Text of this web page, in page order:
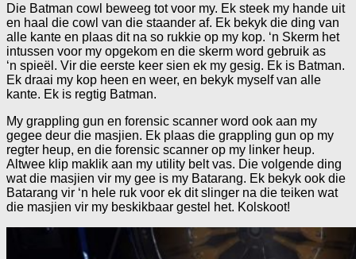
Die Batman cowl beweeg tot voor my. Ek steek my hande uit
en haal die cowl van die staander af. Ek bekyk die ding van
alle kante en plaas dit na so rukkie op my kop. ‘n Skerm het
intussen voor my opgekom en die skerm word gebruik as
‘n spieël. Vir die eerste keer sien ek my gesig. Ek is Batman.
Ek draai my kop heen en weer, en bekyk myself van alle
kante. Ek is regtig Batman.
My grappling gun en forensic scanner word ook aan my
gegee deur die masjien. Ek plaas die grappling gun op my
regter heup, en die forensic scanner op my linker heup.
Altwee klip maklik aan my utility belt vas. Die volgende ding
wat die masjien vir my gee is my Batarang. Ek bekyk ook die
Batarang vir ‘n hele ruk voor ek dit slinger na die teiken wat
die masjien vir my beskikbaar gestel het. Kolskoot!